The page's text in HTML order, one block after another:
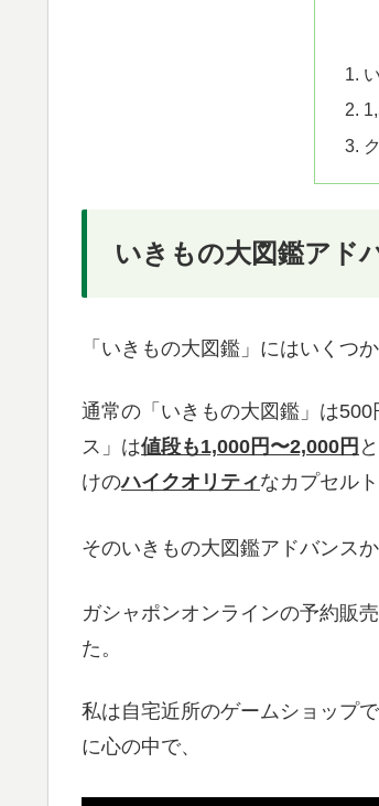
いきもの大図鑑アド
「いきもの大図鑑」にはいくつ
通常の「いきもの大図鑑」は
ス」は値段も1,000円〜2,000円
けのハイクオリティなカプセルト
そのいきもの大図鑑アドバンスか
ガシャポンオンラインの予約販
た。
私は自宅近所のゲームショップ
に心の中で、